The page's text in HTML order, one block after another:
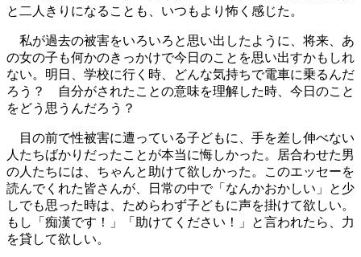
と二人きりになることも、いつもより怖く感じた。
私が過去の被害をいろいろと思い出したように、将来、あ
の女の子も何かのきっかけで今日のことを思い出すかもしれ
ない。明日、学校に行く時、どんな気持ちで電車に乗るんだ
ろう？ 自分がされたことの意味を理解した時、今日のこと
をどう思うんだろう？
目の前で性被害に遭っている子どもに、手を差し伸べない
人たちばかりだったことが本当に悔しかった。居合わせた男
の人たちには、ちゃんと助けて欲しかった。このエッセーを
読んでくれた皆さんが、日常の中で「なんかおかしい」と少
しでも思った時は、ためらわず子どもに声を掛けて欲しい。
もし「痴漢です！」「助けてください！」と言われたら、力
を貸して欲しい。